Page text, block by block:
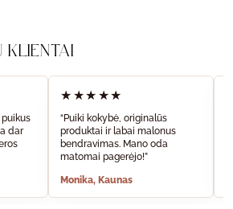
dar
★★★★★
“Puiki kokybė, originalūs
produktai ir labai malonus
bendravimas. Mano oda
matomai pagerėjo!”
Monika, Kaunas